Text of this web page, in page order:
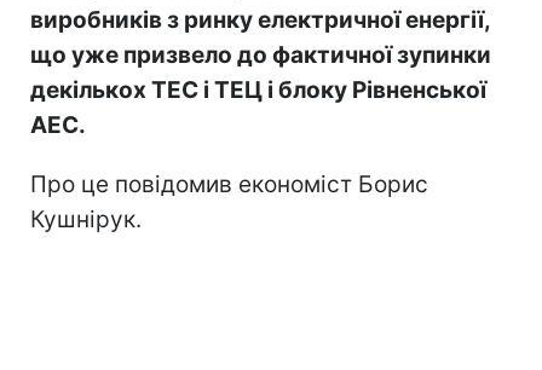
виробників з ринку електричної енергії,
що уже призвело до фактичної зупинки
декількох ТЕС і ТЕЦ і блоку Рівненської
АЕС.
Про це повідомив економіст Борис
Кушнірук.